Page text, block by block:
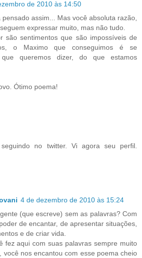
de 2010 às 14:50
assim... Mas você absoluta razão,
expressar muito, mas não tudo.
são sentimentos que são impossíveis de
o Maximo que conseguimos é se
queremos dizer, do que estamos
Ótimo poema!
no twitter. Vi agora seu perfil.
4 de dezembro de 2010 às 15:24
(que escreve) sem as palavras? Com
de encantar, de apresentar situações,
e de criar vida.
fez aqui com suas palavras sempre muito
você nos encantou com esse poema cheio